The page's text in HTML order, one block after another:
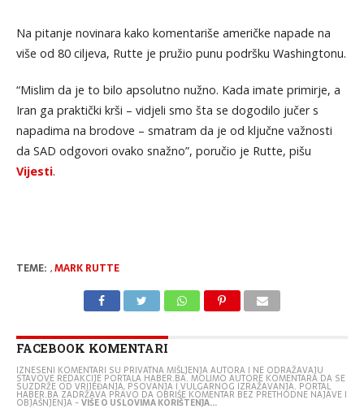
Na pitanje novinara kako komentariše američke napade na
više od 80 ciljeva, Rutte je pružio punu podršku Washingtonu.
“Mislim da je to bilo apsolutno nužno. Kada imate primirje, a
Iran ga praktički krši – vidjeli smo šta se dogodilo jučer s
napadima na brodove – smatram da je od ključne važnosti
da SAD odgovori ovako snažno”, poručio je Rutte, pišu
Vijesti.
TEME: ,MARK RUTTE
FACEBOOK KOMENTARI
IZNESENI KOMENTARI SU PRIVATNA MIŠLJENJA AUTORA I NE ODRAŽAVAJU
STAVOVE REDAKCIJE PORTALA HABER.BA. MOLIMO AUTORE KOMENTARA DA SE
SUZDRŽE OD VRIJEĐANJA, PSOVANJA I VULGARNOG IZRAŽAVANJA. PORTAL
HABER.BA ZADRŽAVA PRAVO DA OBRIŠE KOMENTAR BEZ PRETHODNE NAJAVE I
OBJAŠNJENJA -VIŠE O USLOVIMA KORIŠTENJA...